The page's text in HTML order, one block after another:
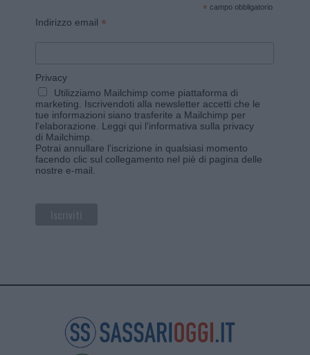
* campo obbligatorio
Indirizzo email *
Privacy
Utilizziamo Mailchimp come piattaforma di
marketing. Iscrivendoti alla newsletter accetti che le
tue informazioni siano trasferite a Mailchimp per
l'elaborazione. Leggi qui l'informativa sulla privacy
di Mailchimp
Potrai annullare l'iscrizione in qualsiasi momento
facendo clic sul collegamento nel piè di pagina delle
nostre e-mail.